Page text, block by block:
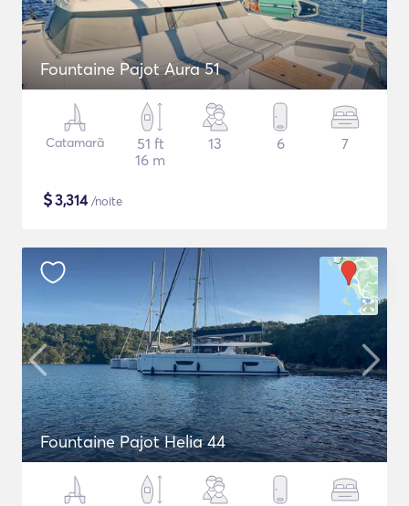
Fountaine Pajot Aura 51
Catamarã
51 ft
16 m
13 6 7
$3,314/noite
Fountaine Pajot Helia 44